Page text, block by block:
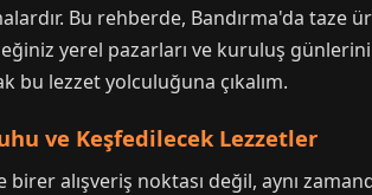
Bu rehberde, Bandırma'da taze
yerel pazarları ve kuruluş günlerini
bu lezzet yolculuğuna çıkalım.
ve Keşfedilecek Lezzetler
alışveriş noktası değil, aynı